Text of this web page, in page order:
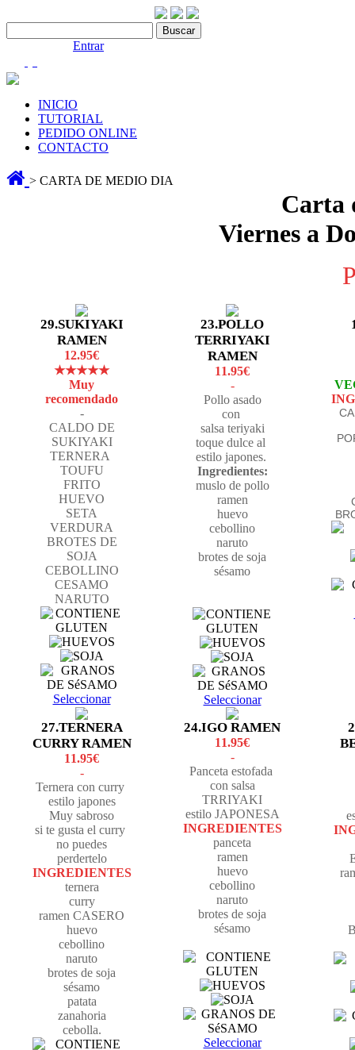
Entrar
INICIO
TUTORIAL
PEDIDO ONLINE
CONTACTO
> CARTA DE MEDIO DIA
Carta
Viernes a
29.SUKIYAKI
RAMEN
12.95€
★★★★★
Muy
recomendado
-
CALDO DE
SUKIYAKI
TERNERA
TOUFU
FRITO
HUEVO
SETA
VERDURA
BROTES DE
SOJA
CEBOLLINO
CESAMO
NARUTO
Seleccionar
23.POLLO
TERRIYAKI
RAMEN
11.95€
-
Pollo asado
con
salsa teriyaki
toque dulce al
estilo japones.
Ingredientes:
muslo de pollo
ramen
huevo
cebollino
naruto
brotes de soja
sésamo
Seleccionar
27.TERNERA
CURRY RAMEN
11.95€
-
Ternera con curry
estilo japones
Muy sabroso
si te gusta el curry
no puedes
perdertelo
INGREDIENTES
ternera
curry
ramen CASERO
huevo
cebollino
naruto
brotes de soja
sésamo
patata
zanahoria
cebolla.
24.IGO RAMEN
11.95€
-
Panceta estofada
con salsa
TRRIYAKI
estilo JAPONESA
INGREDIENTES
panceta
ramen
huevo
cebollino
naruto
brotes de soja
sésamo
Seleccionar